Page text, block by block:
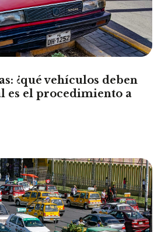
¿qué vehículos deben
es el procedimiento a